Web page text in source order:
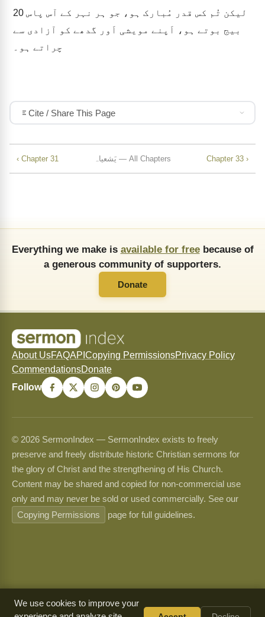
20
بیج بوتے ہو، اَپنے مویشی اَور گدھے کو آزادی سے
چراتے ہو۔
Cite / Share This Page
‹ Chapter 31 یَشعیاہ — All Chapters Chapter 33 ›
Everything we make is available for freebecause of
a generous community of supporters.
Donate
About UsFAQAPI Copying PermissionsPrivacy Policy
CommendationsDonate
Follow
© 2026 SermonIndex — SermonIndex exists to freely
preserve and freely distribute historic Christian sermons for
the glory of Christ and the strengthening of His Church.
Content may be shared and copied for non-commercial use
only and may never be sold or used commercially. See our
Copying Permissions
page for full guidelines.
We use cookies to improve your